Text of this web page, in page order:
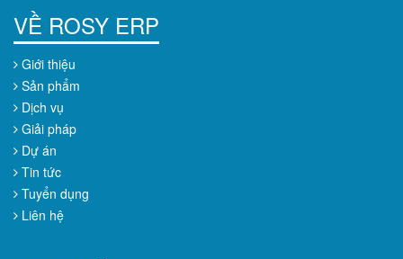
VỀ ROSY ERP
Giới thiệu
Sản phẩm
Dịch vụ
Giải pháp
Dự án
Tin tức
Tuyển dụng
Liên hệ